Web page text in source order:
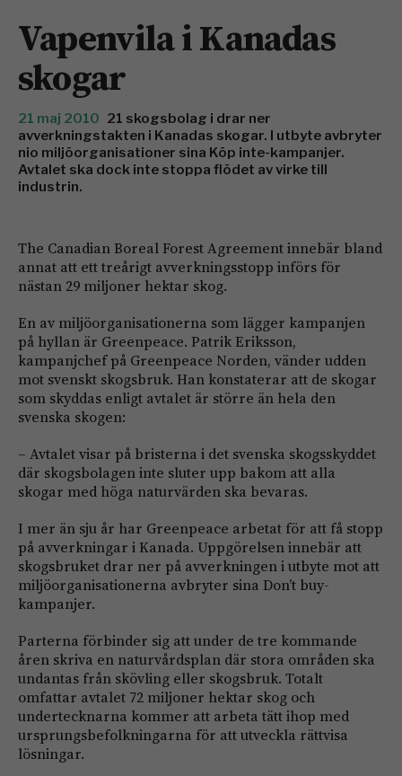
Vapenvila i Kanadas
skogar
21 maj 2010 21 skogsbolag i drar ner
avverkningstakten i Kanadas skogar. I utbyte avbryter
nio miljöorganisationer sina Köp inte-kampanjer.
Avtalet ska dock inte stoppa flödet av virke till
industrin.
The Canadian Boreal Forest Agreement innebär bland
annat att ett treårigt avverkningsstopp införs för
nästan 29 miljoner hektar skog.
En av miljöorganisationerna som lägger kampanjen
på hyllan är Greenpeace. Patrik Eriksson,
kampanjchef på Greenpeace Norden, vänder udden
mot svenskt skogsbruk. Han konstaterar att de skogar
som skyddas enligt avtalet är större än hela den
svenska skogen:
– Avtalet visar på bristerna i det svenska skogsskyddet
där skogsbolagen inte sluter upp bakom att alla
skogar med höga naturvärden ska bevaras.
I mer än sju år har Greenpeace arbetat för att få stopp
på avverkningar i Kanada. Uppgörelsen innebär att
skogsbruket drar ner på avverkningen i utbyte mot att
miljöorganisationerna avbryter sina Don’t buy-
kampanjer.
Parterna förbinder sig att under de tre kommande
åren skriva en naturvårdsplan där stora områden ska
undantas från skövling eller skogsbruk. Totalt
omfattar avtalet 72 miljoner hektar skog och
undertecknarna kommer att arbeta tätt ihop med
ursprungsbefolkningarna för att utveckla rättvisa
lösningar.